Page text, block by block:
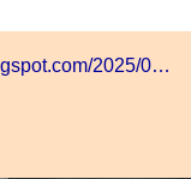
2025/0…